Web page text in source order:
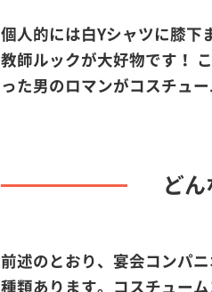
個人的には白Yシャツに膝下
教師ルックが大好物です！
った男のロマンがコスチュ
ど
前述のとおり、宴会コンパ
種類あります。コスチュー